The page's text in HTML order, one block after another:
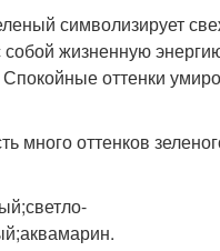
символизирует
собой жизненную
оттенки
много оттенков